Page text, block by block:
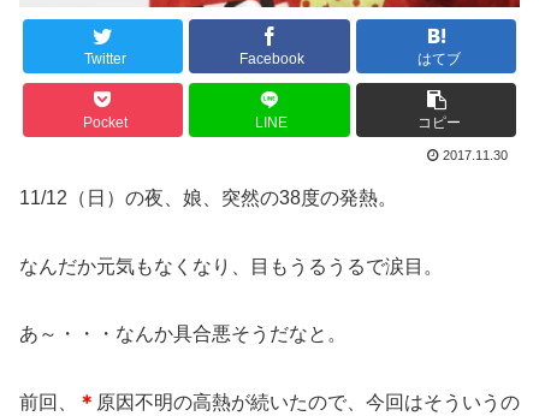
Twitter Facebook はてブ
Pocket LINE コピー
2017.11.30
11/12（日）の夜、娘、突然の38度の発熱。
なんだか元気もなくなり、目もうるうるで涙目。
あ～・・・なんか具合悪そうだなと。
前回、 ＊ 原因不明の高熱が続いたので、今回はそういうの